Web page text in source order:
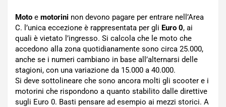
Moto e motorini non devono pagare per entrare nell’Area
C. l’unica eccezione è rappresentata per gli Euro 0, ai
quali è vietato l’ingresso. Si calcola che le moto che
accedono alla zona quotidianamente sono circa 25.000,
anche se i numeri cambiano in base all’alternarsi delle
stagioni, con una variazione da 15.000 a 40.000.
Si deve sottolineare che sono ancora molti gli scooter e i
motorini che rispondono a quanto stabilito dalle direttive
sugli Euro 0. Basti pensare ad esempio ai mezzi storici. A